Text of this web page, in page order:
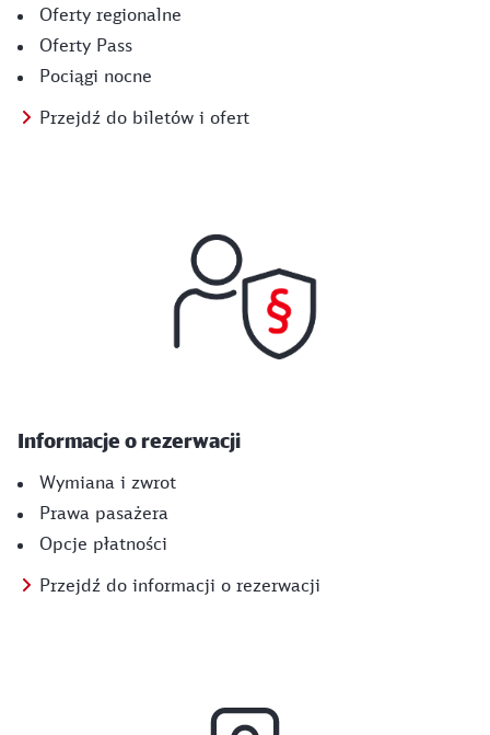
Oferty regionalne
Oferty Pass
Pociągi nocne
Przejdź do biletów i ofert
Informacje o rezerwacji
Wymiana i zwrot
Prawa pasażera
Opcje płatności
Przejdź do informacji o rezerwacji